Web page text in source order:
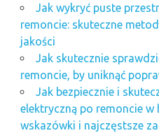
Jak wykryć puste
remoncie: skuteczne
jakości
Jak skutecznie
remoncie, by uniknąć
Jak bezpiecznie i
elektryczną po remoncie w
wskazówki i najczęstsze